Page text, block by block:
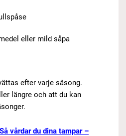
eller mild såpa
efter varje säsong.
längre och att du kan
vårdar du dina tampar –